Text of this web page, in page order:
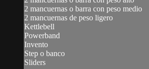
2 mancuernas o barra con peso medio
2 mancuernas de peso ligero
Kettlebell
Powerband
Invento
Step o banco
Sliders